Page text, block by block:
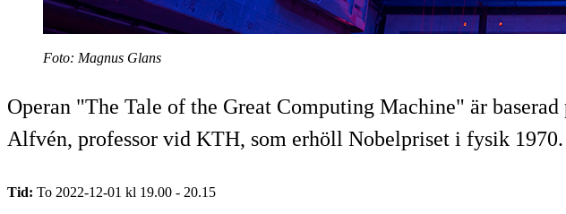
Foto: Magnus Glans
Operan "The Tale of the Great Computing Machine" är
Alfvén, professor vid KTH, som erhöll Nobelpriset i fysik 1970.
Tid: To 2022-12-01 kl 19.00 - 20.15